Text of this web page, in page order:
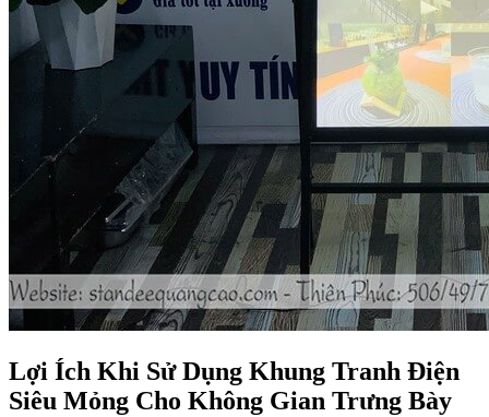
Lợi Ích Khi Sử Dụng Khung Tranh Điện
Siêu Mỏng Cho Không Gian Trưng Bày